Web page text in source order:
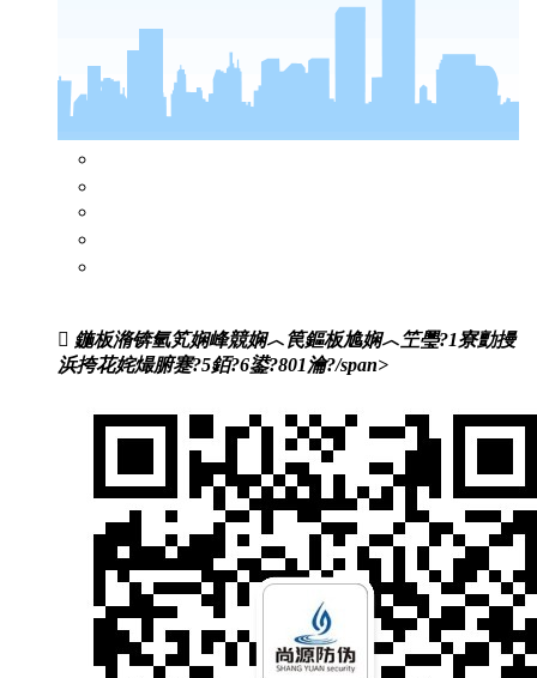
鍦板潃锛氫笂娴峰競娴︿笢鏂板尯娴︿笁璺?1寮勯摱
浜挎花姹熶腑蹇?5銆?6鍙?801瀹?/span>